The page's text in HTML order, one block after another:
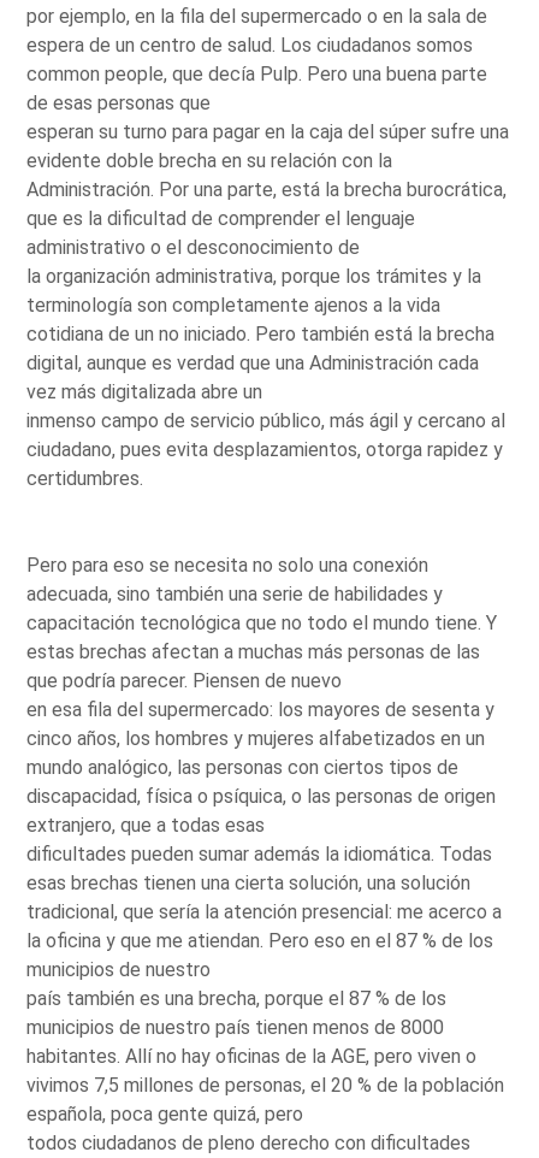
por ejemplo, en la fila del supermercado o en la sala de
espera de un centro de salud. Los ciudadanos somos
common people, que decía Pulp. Pero una buena parte
de esas personas que
esperan su turno para pagar en la caja del súper sufre una
evidente doble brecha en su relación con la
Administración. Por una parte, está la brecha burocrática,
que es la dificultad de comprender el lenguaje
administrativo o el desconocimiento de
la organización administrativa, porque los trámites y la
terminología son completamente ajenos a la vida
cotidiana de un no iniciado. Pero también está la brecha
digital, aunque es verdad que una Administración cada
vez más digitalizada abre un
inmenso campo de servicio público, más ágil y cercano al
ciudadano, pues evita desplazamientos, otorga rapidez y
certidumbres.
Pero para eso se necesita no solo una conexión
adecuada, sino también una serie de habilidades y
capacitación tecnológica que no todo el mundo tiene. Y
estas brechas afectan a muchas más personas de las
que podría parecer. Piensen de nuevo
en esa fila del supermercado: los mayores de sesenta y
cinco años, los hombres y mujeres alfabetizados en un
mundo analógico, las personas con ciertos tipos de
discapacidad, física o psíquica, o las personas de origen
extranjero, que a todas esas
dificultades pueden sumar además la idiomática. Todas
esas brechas tienen una cierta solución, una solución
tradicional, que sería la atención presencial: me acerco a
la oficina y que me atiendan. Pero eso en el 87 % de los
municipios de nuestro
país también es una brecha, porque el 87 % de los
municipios de nuestro país tienen menos de 8000
habitantes. Allí no hay oficinas de la AGE, pero viven o
vivimos 7,5 millones de personas, el 20 % de la población
española, poca gente quizá, pero
todos ciudadanos de pleno derecho con dificultades